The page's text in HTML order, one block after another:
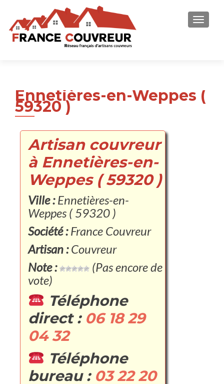
Ennetières-en-Weppes (
59320 )
Artisan couvreur
à Ennetières-en-
Weppes ( 59320 )
Ville :Ennetières-en-
Weppes ( 59320 )
Société :France Couvreur
Artisan :Couvreur
Note :
(Pas encore de
vote)
Téléphone
direct : 06 18 29
04 32
Téléphone
bureau : 03 22 20